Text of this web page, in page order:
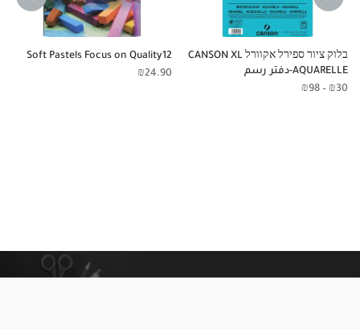
PREVIOUS
בלוק ציור ספירל אקוורל CANSON XL
AQUARELLE-دفتر رسم
₪30
–
₪98
Soft Pastels Focus on Quality12
₪24.90
NEXT